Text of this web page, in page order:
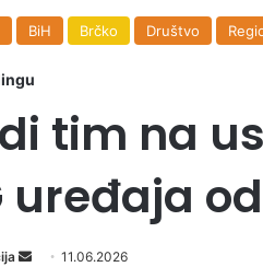
BiH Brčko Društvo
tim na
uređaja
11.06.2026